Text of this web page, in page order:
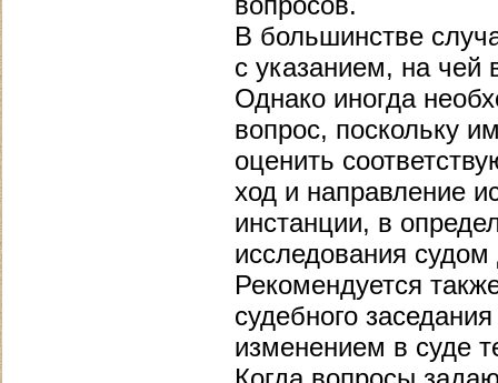
В большинстве
с указанием, на чей
Однако иногда
вопрос, поскольку
оценить
ход и направление
инстанции, в
исследования судом
Рекомендуется
судебного
изменением в суде